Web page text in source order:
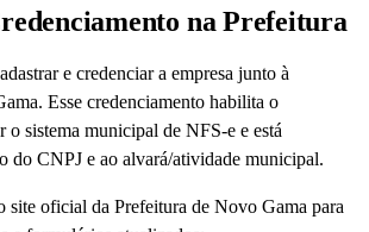
na Prefeitura
e credenciar a empresa junto à
Esse credenciamento habilita o
o sistema municipal de NFS-e e está
do CNPJ e ao alvará/atividade municipal.
site oficial da Prefeitura de Novo Gama para